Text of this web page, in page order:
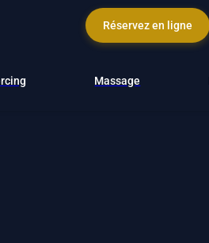
Réservez en ligne
Massage